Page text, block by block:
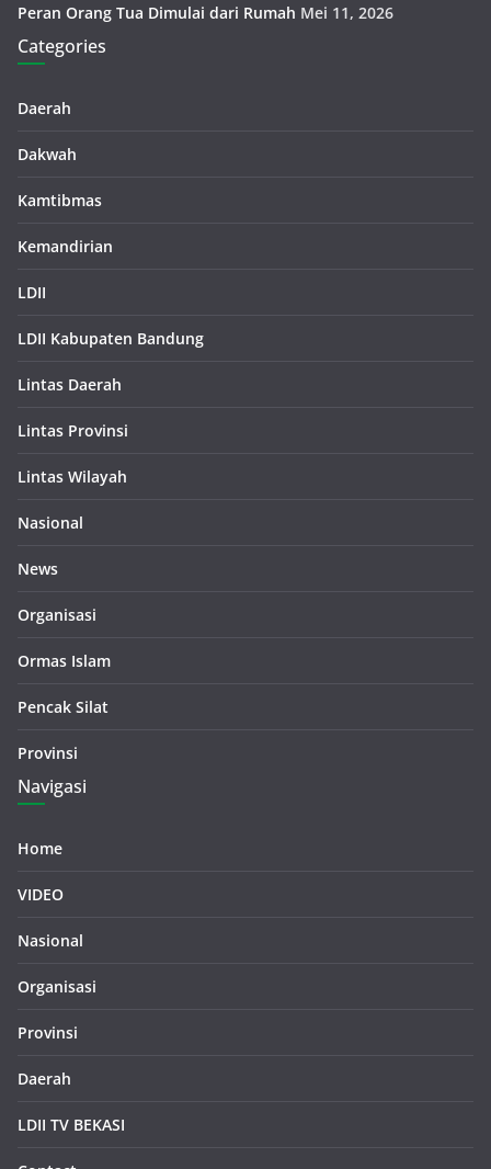
Peran Orang Tua Dimulai dari Rumah Mei 11, 2026
Categories
Daerah
Dakwah
Kamtibmas
Kemandirian
LDII
LDII Kabupaten Bandung
Lintas Daerah
Lintas Provinsi
Lintas Wilayah
Nasional
News
Organisasi
Ormas Islam
Pencak Silat
Provinsi
Navigasi
Home
VIDEO
Nasional
Organisasi
Provinsi
Daerah
LDII TV BEKASI